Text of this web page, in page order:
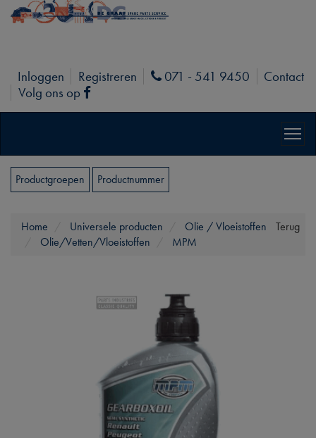
Inloggen Registreren Phone
071 - 541 9450
Contact
Volg ons op
Facebook
Productgroepen Productnummer
Terug
Home Universele producten
Olie / Vloeistoffen
Olie/Vetten/Vloeistoffen
MPM